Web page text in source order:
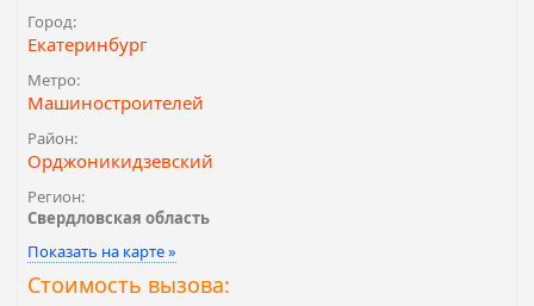
Город:
Екатеринбург
Метро:
Машиностроителей
Район:
Орджоникидзевский
Регион:
Свердловская область
Показать на карте »
Стоимость вызова: